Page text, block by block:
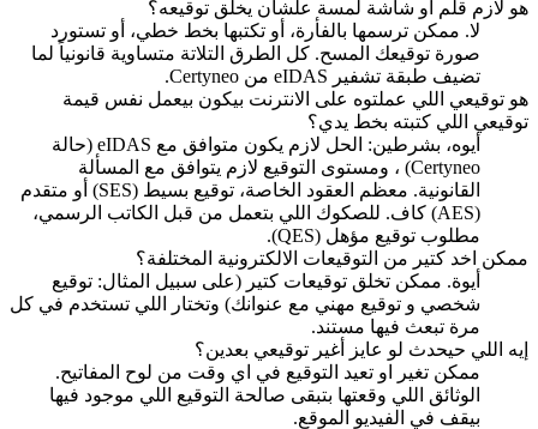
هو لازم قلم او شاشة لمسة علشان يخلق توقيعه؟
لا. ممكن ترسمها بالفأرة، أو تكتبها بخط خطي، أو تستورد
صورة توقيعك المسح. كل الطرق التلاتة متساوية قانونياً لما
تضيف طبقة تشفير eIDAS من Certyneo.
هو توقيعي اللي عملتوه على الانترنت بيكون بيعمل نفس قيمة
توقيعي اللي كتبته بخط يدي؟
أيوه، بشرطين: الحل لازم يكون متوافق مع eIDAS (حالة
Certyneo) ، ومستوى التوقيع لازم يتوافق مع المسألة
القانونية. معظم العقود الخاصة، توقيع بسيط (SES) أو متقدم
(AES) كاف. للصكوك اللي بتعمل من قبل الكاتب الرسمي،
مطلوب توقيع مؤهل (QES).
ممكن اخد كتير من التوقيعات الالكترونية المختلفة؟
أيوة. ممكن تخلق توقيعات كتير (على سبيل المثال: توقيع
شخصي و توقيع مهني مع عنوانك) وتختار اللي تستخدم في كل
مرة تبعث فيها مستند.
إيه اللي حيحدث لو عايز أغير توقيعي بعدين؟
ممكن تغير او تعيد التوقيع في اي وقت من لوح المفاتيح.
الوثائق اللي وقعتها بتبقى صالحة التوقيع اللي موجود فيها
بيقف في الفيديو الموقع.